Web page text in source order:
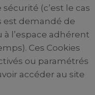
(c’est le cas
est demandé de
l’espace adhérent
Ces Cookies
ou paramétrés
accéder au site